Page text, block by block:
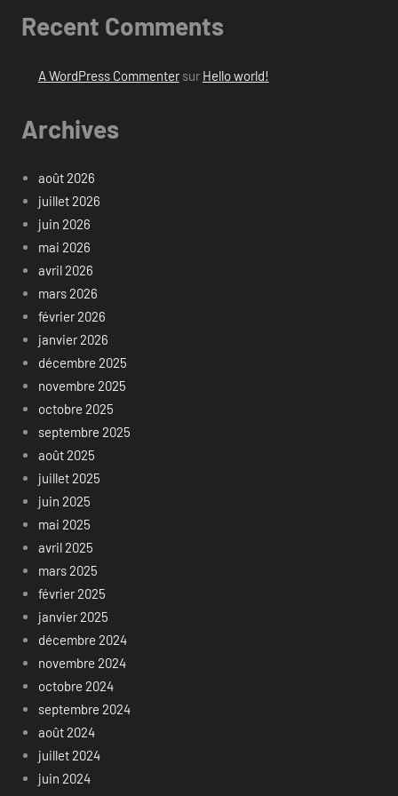
Recent Comments
A WordPress Commentersur Hello world!
Archives
août 2026
juillet 2026
juin 2026
mai 2026
avril 2026
mars 2026
février 2026
janvier 2026
décembre 2025
novembre 2025
octobre 2025
septembre 2025
août 2025
juillet 2025
juin 2025
mai 2025
avril 2025
mars 2025
février 2025
janvier 2025
décembre 2024
novembre 2024
octobre 2024
septembre 2024
août 2024
juillet 2024
juin 2024